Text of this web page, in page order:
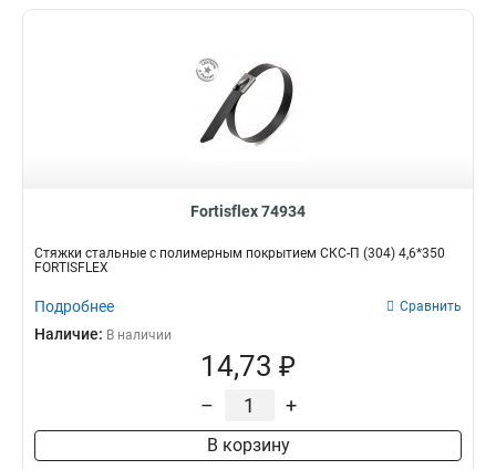
Fortisflex 74934
Стяжки стальные с полимерным покрытием СКС-П (304) 4,6*350
FORTISFLEX
Подробнее Сравнить
Наличие: В наличии
14,73 ₽
– +
В корзину